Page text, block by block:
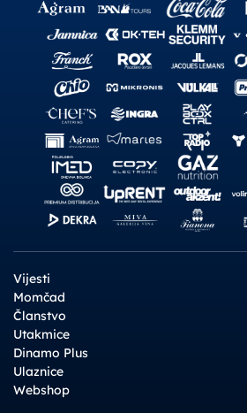
Vijesti
Momčad
Članstvo
Utakmice
Dinamo Plus
Ulaznice
Webshop